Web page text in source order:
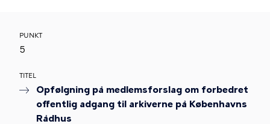
PUNKT
5
TITEL
Opfølgning på medlemsforslag om forbedret
offentlig adgang til arkiverne på Københavns
Rådhus